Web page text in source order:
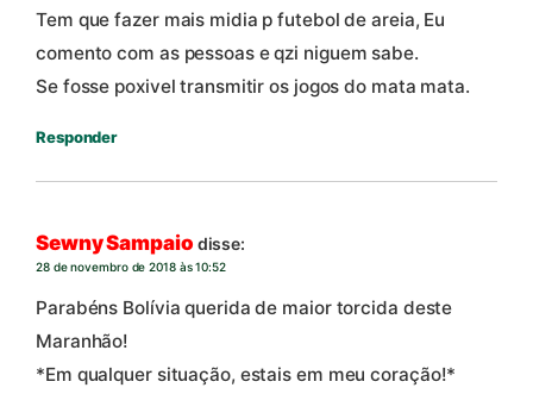
Tem que fazer mais midia p futebol de areia, Eu
comento com as pessoas e qzi niguem sabe.
Se fosse poxivel transmitir os jogos do mata mata.
Responder
Sewny Sampaio disse:
28 de novembro de 2018 às 10:52
Parabéns Bolívia querida de maior torcida deste
Maranhão!
*Em qualquer situação, estais em meu coração!*